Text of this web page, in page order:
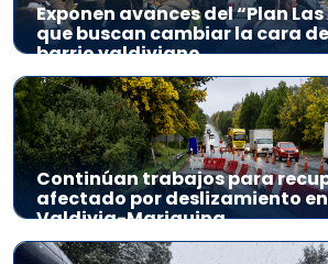
Exponen avances del “Plan
que buscan cambiar la cara
barrio valdiviano
Continúan trabajos para
afectado por deslizamiento
Valdivia-Mariquina